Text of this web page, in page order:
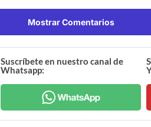
Mostrar Comentarios
Suscríbete en nuestro canal de
Whatsapp: